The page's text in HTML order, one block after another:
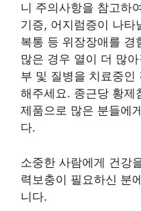
니 주의사항을 참고하
기증, 어지럼증이 나타
복통 등 위장장애를 경
많은 경우 열이 더 많
부 및 질병을 치료중인
해주세요. 종근당 황제
제품으로 많은 분들에
다.
소중한 사람에게 건강
력보충이 필요하신 분
니다.